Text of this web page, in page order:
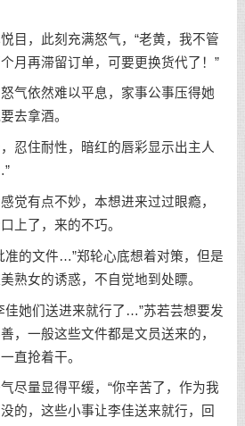
，此刻充满怒气，“老黄，我不管
月再滞留订单，可要更换货代了！”
依然难以平息，家事公事压得她
去拿酒。
住耐性，暗红的唇彩显示出主人
有点不妙，本想进来过过眼瘾，
上了，来的不巧。
的文件…”郑轮心底想着对策，但是
熟女的诱惑，不自觉地到处瞟。
她们送进来就行了…”苏若芸想要发
，一般这些文件都是文员送来的，
直抢着干。
量显得平缓，“你辛苦了，作为我
的，这些小事让李佳送来就行，回